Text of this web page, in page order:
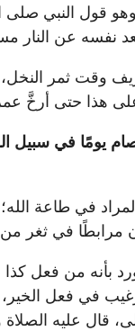
قول النبي صلى
نفسه عن
وقت ثمر
هذا حتى أرخَّ
يومًا في سبيل
في طاعة
مرابطًا في ثغر
من فعل كذا
في فعل
قال عليه الصلاة